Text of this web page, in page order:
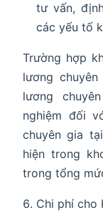
tư vấn,
các yếu tố
Trường hợp
lương
lương
nghiệm đối
chuyên gia
hiện trong
trong tổng
Chi phí cho